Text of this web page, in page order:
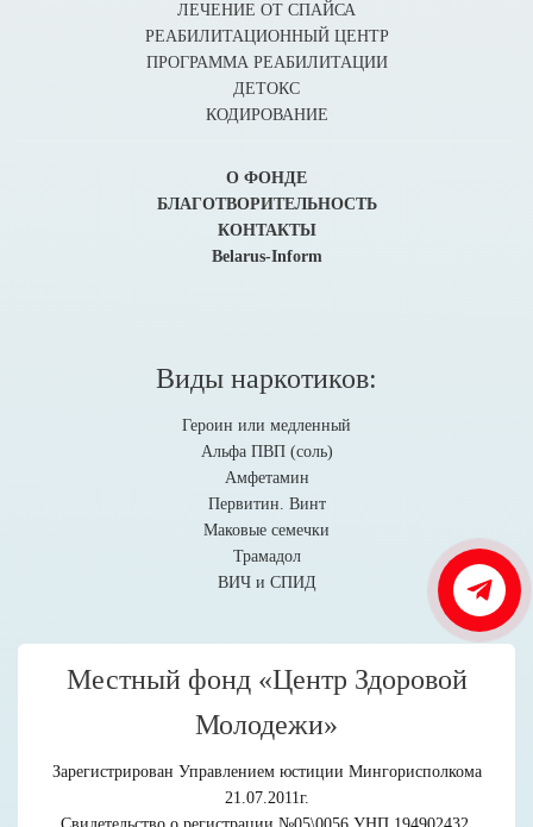
ЛЕЧЕНИЕ ОТ СПАЙСА
РЕАБИЛИТАЦИОННЫЙ ЦЕНТР
ПРОГРАММА РЕАБИЛИТАЦИИ
ДЕТОКС
КОДИРОВАНИЕ
О ФОНДЕ
БЛАГОТВОРИТЕЛЬНОСТЬ
КОНТАКТЫ
Belarus-Inform
Виды наркотиков:
Героин или медленный
Альфа ПВП (соль)
Амфетамин
Первитин. Винт
Маковые семечки
Трамадол
ВИЧ и СПИД
Местный фонд «Центр Здоровой
Молодежи»
Зарегистрирован Управлением юстиции Мингорисполкома
21.07.2011г.